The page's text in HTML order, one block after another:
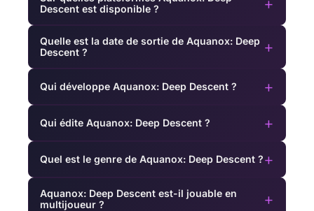
Descent est disponible ?
Quelle est la date de sortie de Aquanox: Deep
Descent ?
+
Qui développe Aquanox: Deep Descent ? +
Qui édite Aquanox: Deep Descent ? +
Quel est le genre de Aquanox: Deep Descent ?+
Aquanox: Deep Descent est-il jouable en
multijoueur ?
+